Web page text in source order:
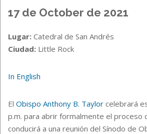
17 de October de 2021
Lugar: Catedral de San Andrés
Ciudad: Little Rock
In English
El Obispo Anthony B. Taylor celebrará
p.m. para abrir formalmente el proceso
conducirá a una reunión del Sínodo de